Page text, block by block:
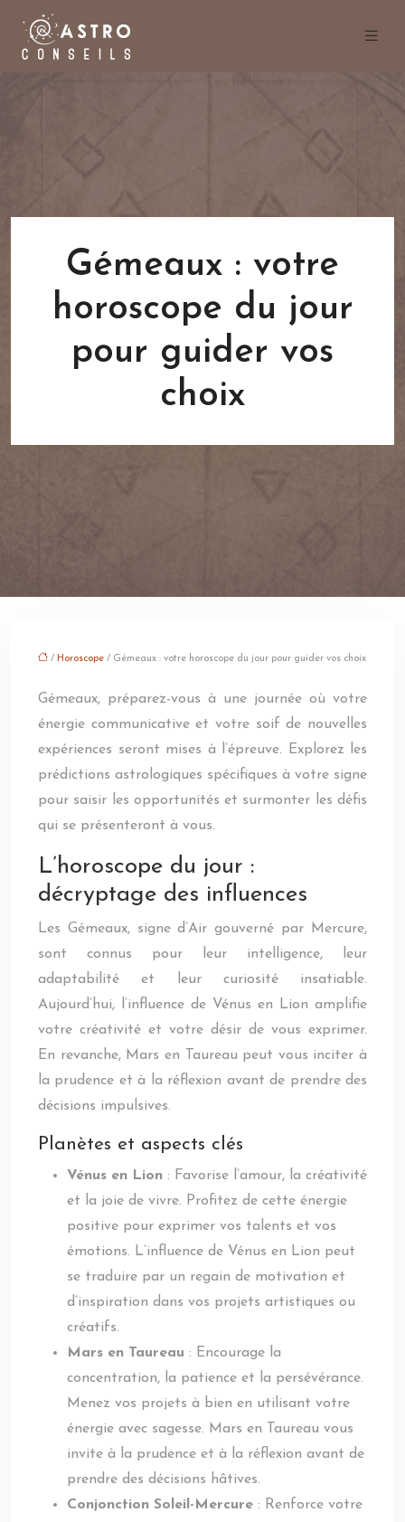
Gémeaux : votre
horoscope du jour
pour guider vos
choix
/ Horoscope / Gémeaux : votre horoscope du jour pour guider vos choix
Gémeaux, préparez-vous à une journée où votre
énergie communicative et votre soif de nouvelles
expériences seront mises à l’épreuve. Explorez les
prédictions astrologiques spécifiques à votre signe
pour saisir les opportunités et surmonter les défis
qui se présenteront à vous.
L’horoscope du jour :
décryptage des influences
Les Gémeaux, signe d’Air gouverné par Mercure,
sont connus pour leur intelligence, leur
adaptabilité et leur curiosité insatiable.
Aujourd’hui, l’influence de Vénus en Lion amplifie
votre créativité et votre désir de vous exprimer.
En revanche, Mars en Taureau peut vous inciter à
la prudence et à la réflexion avant de prendre des
décisions impulsives.
Planètes et aspects clés
Vénus en Lion : Favorise l’amour, la créativité
et la joie de vivre. Profitez de cette énergie
positive pour exprimer vos talents et vos
émotions. L’influence de Vénus en Lion peut
se traduire par un regain de motivation et
d’inspiration dans vos projets artistiques ou
créatifs.
Mars en Taureau : Encourage la
concentration, la patience et la persévérance.
Menez vos projets à bien en utilisant votre
énergie avec sagesse. Mars en Taureau vous
invite à la prudence et à la réflexion avant de
prendre des décisions hâtives.
Conjonction Soleil-Mercure : Renforce votre